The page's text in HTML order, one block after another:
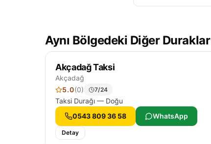
Aynı Bölgedeki Diğer Duraklar
Akçadağ Taksi
Akçadağ
5.0(0) 7/24
Taksi Durağı — Doğu
0543 809 36 58
WhatsApp
Detay